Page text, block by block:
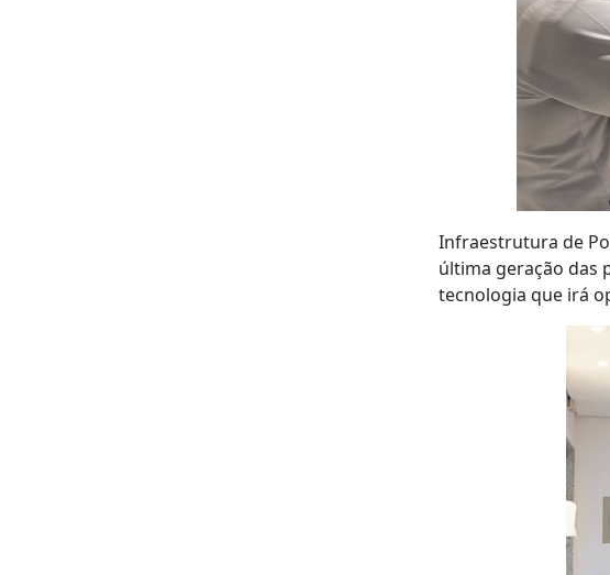
Infraestrutura de
última geração das
tecnologia que irá